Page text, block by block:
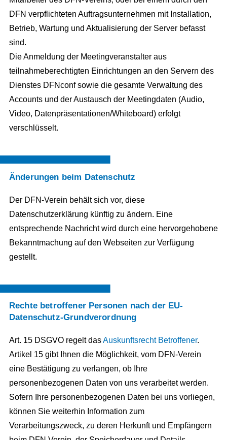
DFN verpflichteten Auftragsunternehmen mit Installation,
Betrieb, Wartung und Aktualisierung der Server befasst
sind.
Die Anmeldung der Meetingveranstalter aus
teilnahmeberechtigten Einrichtungen an den Servern des
Dienstes DFNconf sowie die gesamte Verwaltung des
Accounts und der Austausch der Meetingdaten (Audio,
Video, Datenpräsentationen/Whiteboard) erfolgt
verschlüsselt.
Änderungen beim Datenschutz
Der DFN-Verein behält sich vor, diese
Datenschutzerklärung künftig zu ändern. Eine
entsprechende Nachricht wird durch eine hervorgehobene
Bekanntmachung auf den Webseiten zur Verfügung
gestellt.
Rechte betroffener Personen nach der EU-
Datenschutz-Grundverordnung
Art. 15 DSGVO regelt dasAuskunftsrecht Betroffener.
Artikel 15 gibt Ihnen die Möglichkeit, vom DFN-Verein
eine Bestätigung zu verlangen, ob Ihre
personenbezogenen Daten von uns verarbeitet werden.
Sofern Ihre personenbezogenen Daten bei uns vorliegen,
können Sie weiterhin Information zum
Verarbeitungszweck, zu deren Herkunft und Empfängern